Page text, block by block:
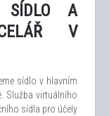
SÍDLO A
V
sídlo v hlavním
Služba virtuálního
sídla pro účely